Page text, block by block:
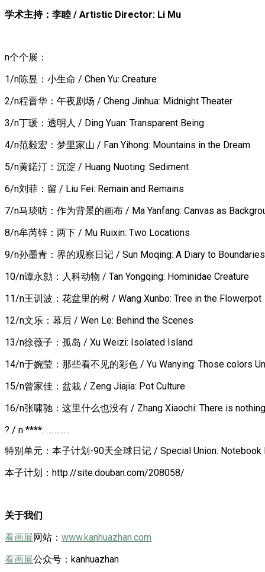
学术主持：李睦 / Artistic Director: Li Mu
n个个展：
1/n陈昱：小生命 / Chen Yu: Creature
2/n程晋华：午夜剧场 / Cheng Jinhua: Midnight Theater
3/n丁瑗：透明人 / Ding Yuan: Transparent Being
4/n范毅宏：梦里家山 / Fan Yihong: Mountains in the Dream
5/n黄鍩汀：沉淀 / Huang Nuoting: Sediment
6/n刘菲：留 / Liu Fei: Remain and Remains
7/n马琰昉：作为背景的画布 / Ma Yanfang: Canvas as
8/n牟芮锌：两下 / Mu Ruixin: Two Locations
9/n孙墨青：界的观察日记 / Sun Moqing: A Diary to Boundaries
10/n谭永勍：人科动物 / Tan Yongqing: Hominidae Creature
11/n王训波：花盆里的树 / Wang Xunbo: Tree in the Flowerpot
12/n文乐：幕后 / Wen Le: Behind the Scenes
13/n徐薇子：孤岛 / Xu Weizi: Isolated Island
14/n于婉莹：那些看不见的彩色 / Yu Wanying: Those colors
15/n曾家佳：盆栽 / Zeng Jiajia: Pot Culture
16/n张啸驰：这里什么也没有 / Zhang Xiaochi: There is
? / n ****: …………
特别单元：本子计划-90天全球日记 / Special Union: Notebook
本子计划：http://site.douban.com/208058/
关于我们
看画展网站： www.kanhuazhan.com
看画展公众号：kanhuazhan